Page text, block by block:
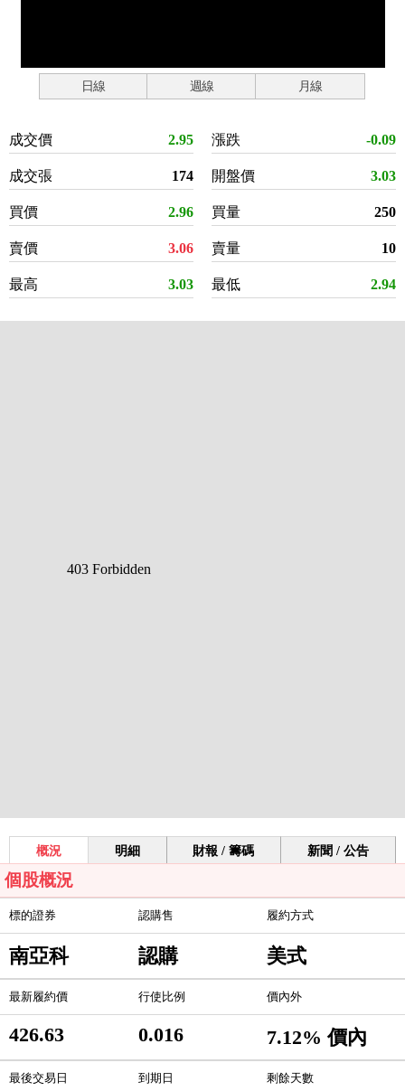
日線 週線 月線
成交價 2.95
成交張 174
買價 2.96
賣價 3.06
最高 3.03
漲跌 -0.09
開盤價 3.03
買量 250
賣量 10
最低 2.94
概況 明細 財報 / 籌碼 新聞 / 公告
個股概況
標的證券 認購售 履約方式
南亞科 認購 美式
最新履約價 行使比例 價內外
426.63 0.016 7.12% 價內
最後交易日 到期日 剩餘天數